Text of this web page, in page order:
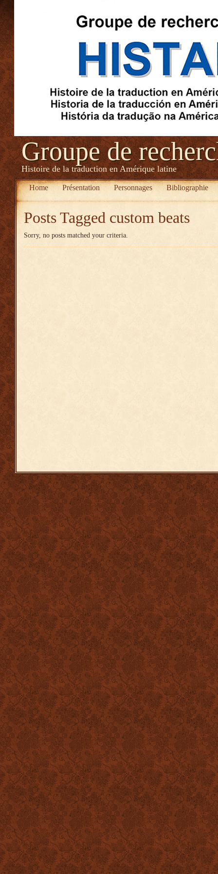
Groupe de
Histoire de la traduction en Amérique latine
Home Présentation Personnages Bibliographie
Posts Tagged custom beats
Sorry, no posts matched your criteria.